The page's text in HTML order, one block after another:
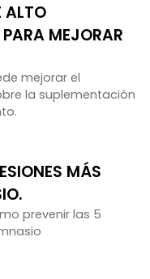
ALTO
MEJORAR
mejorar el
la suplementación
MÁS
prevenir las 5